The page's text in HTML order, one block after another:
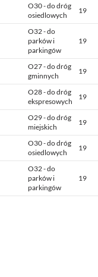
O30 - do dróg
osiedlowych
19
O32 - do
parków i
parkingów
19
O27 - do dróg
gminnych
19
O28 - do dróg
ekspresowych
19
O29 - do dróg
miejskich
19
O30 - do dróg
osiedlowych
19
O32 - do
parków i
parkingów
19